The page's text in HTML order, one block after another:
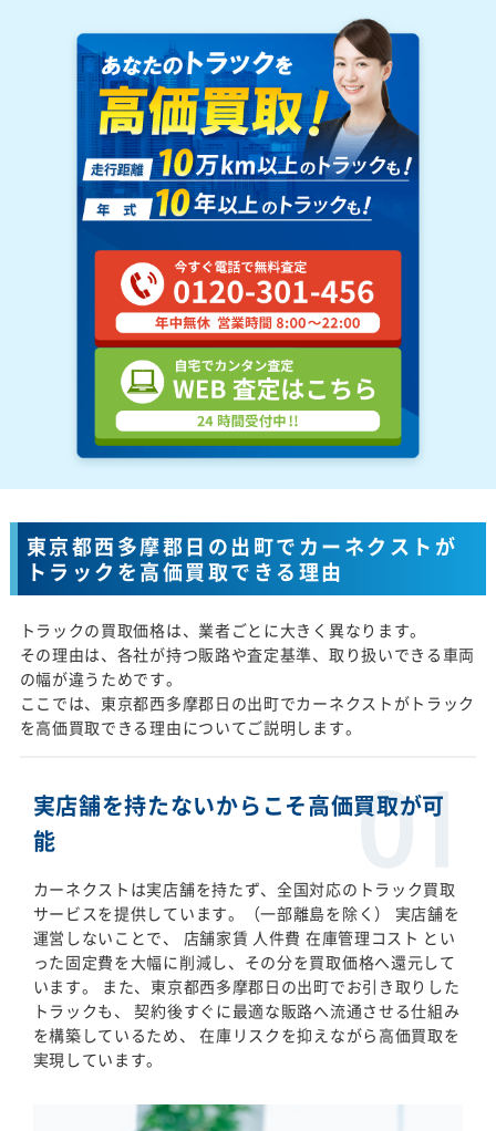
東京都西多摩郡日の出町でカーネクストが
トラックを高価買取できる理由
トラックの買取価格は、業者ごとに大きく異なります。
その理由は、各社が持つ販路や査定基準、取り扱いできる車両
の幅が違うためです。
ここでは、東京都西多摩郡日の出町でカーネクストがトラック
を高価買取できる理由についてご説明します。
実店舗を持たないからこそ高価買取が可
能
カーネクストは実店舗を持たず、全国対応のトラック買取
サービスを提供しています。（一部離島を除く） 実店舗を
運営しないことで、 店舗家賃 人件費 在庫管理コスト とい
った固定費を大幅に削減し、その分を買取価格へ還元して
います。 また、東京都西多摩郡日の出町でお引き取りした
トラックも、 契約後すぐに最適な販路へ流通させる仕組み
を構築しているため、 在庫リスクを抑えながら高価買取を
実現しています。